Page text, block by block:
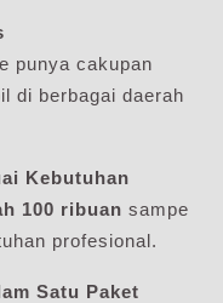
punya cakupan
di berbagai daerah
Kebutuhan
100 ribuan sampe
profesional.
Satu Paket